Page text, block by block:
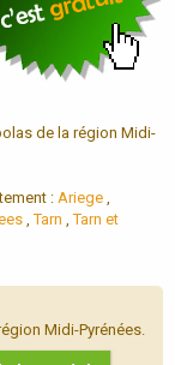
de la région Midi-
: Ariege
,Tarn ,Tarn et
Midi-Pyrénées.